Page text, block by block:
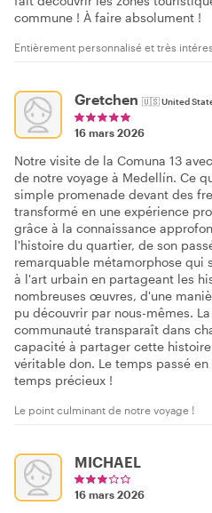
commune ! À faire absolument !
Entièrement personnalisé et très
Gretchen 🇺🇸United
16 mars 2026
Notre visite de la Comuna 13
de notre voyage à Medellín. Ce
simple promenade devant des
transformé en une expérience
grâce à la connaissance
l'histoire du quartier, de son
remarquable métamorphose qui
à l'art urbain en partageant les
nombreuses œuvres, d'une
pu découvrir par nous-mêmes.
communauté transparaît dans
capacité à partager cette
véritable don. Le temps passé
temps précieux !
Le point culminant de notre voyage !
MICHAEL
16 mars 2026